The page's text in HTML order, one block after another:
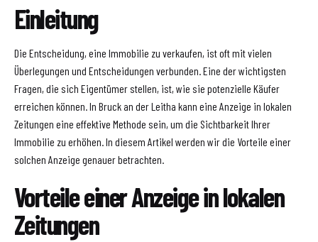
Einleitung
Die Entscheidung, eine Immobilie zu verkaufen, ist oft mit vielen
Überlegungen und Entscheidungen verbunden. Eine der wichtigsten
Fragen, die sich Eigentümer stellen, ist, wie sie potenzielle Käufer
erreichen können. In Bruck an der Leitha kann eine Anzeige in lokalen
Zeitungen eine effektive Methode sein, um die Sichtbarkeit Ihrer
Immobilie zu erhöhen. In diesem Artikel werden wir die Vorteile einer
solchen Anzeige genauer betrachten.
Vorteile einer Anzeige in lokalen
Zeitungen